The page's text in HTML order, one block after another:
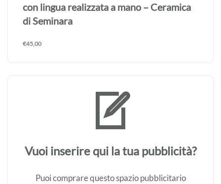
con lingua realizzata a mano – Ceramica
di Seminara
€45,00
Vuoi inserire qui la tua pubblicità?
Puoi comprare questo spazio pubblicitario